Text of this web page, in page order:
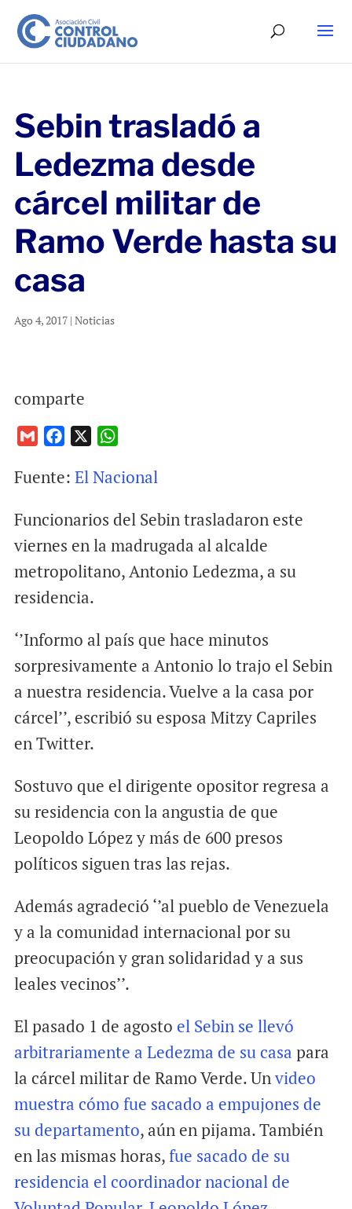
Sebin trasladó a
Ledezma desde
cárcel militar de
Ramo Verde hasta su
casa
Ago 4, 2017| Noticias
comparte
a
l
c
b
k
a
s
p
Fuente: El Nacional
Funcionarios del Sebin trasladaron este
viernes en la madrugada al alcalde
metropolitano, Antonio Ledezma, a su
residencia.
‘’Informo al país que hace minutos
sorpresivamente a Antonio lo trajo el Sebin
a nuestra residencia. Vuelve a la casa por
cárcel’’, escribió su esposa Mitzy Capriles
en Twitter.
Sostuvo que el dirigente opositor regresa a
su residencia con la angustia de que
Leopoldo López y más de 600 presos
políticos siguen tras las rejas.
Además agradeció ‘’al pueblo de Venezuela
y a la comunidad internacional por su
preocupación y gran solidaridad y a sus
leales vecinos’’.
El pasado 1 de agosto el Sebin se llevó
arbitrariamente a Ledezma de su casa para
la cárcel militar de Ramo Verde. Unvideo
muestra cómo fue sacado a empujones de
su departamento, aún en pijama. También
en las mismas horas,fue sacado de su
residencia el coordinador nacional de